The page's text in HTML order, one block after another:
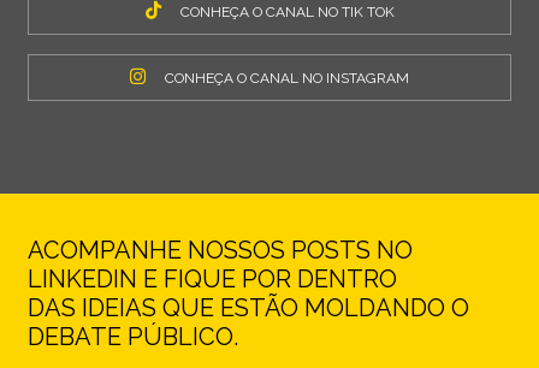
CONHEÇA O CANAL NO TIK TOK
CONHEÇA O CANAL NO INSTAGRAM
ACOMPANHE NOSSOS POSTS NO
LINKEDIN E FIQUE POR DENTRO
DAS IDEIAS QUE ESTÃO MOLDANDO O
DEBATE PÚBLICO.